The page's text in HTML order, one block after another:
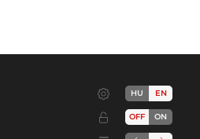
HU EN
OFF ON